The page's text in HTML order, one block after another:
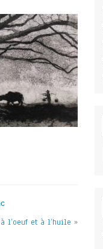
l’oeuf et à l’huile »